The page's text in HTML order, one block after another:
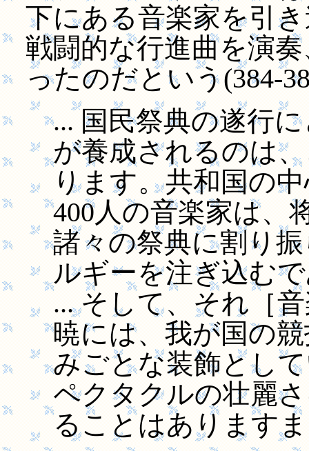
下にある音楽家を引
戦闘的な行進曲を演
ったのだという(384-
... 国民祭典の遂行
が養成されるのは
ります。共和国の
400人の音楽家は、
諸々の祭典に割り
ルギーを注ぎ込む
... そして、それ［
暁には、我が国の
みごとな装飾とし
ペクタクルの壮麗
ることはあります